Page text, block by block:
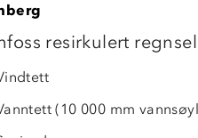
resirkulert
(10 000 mm